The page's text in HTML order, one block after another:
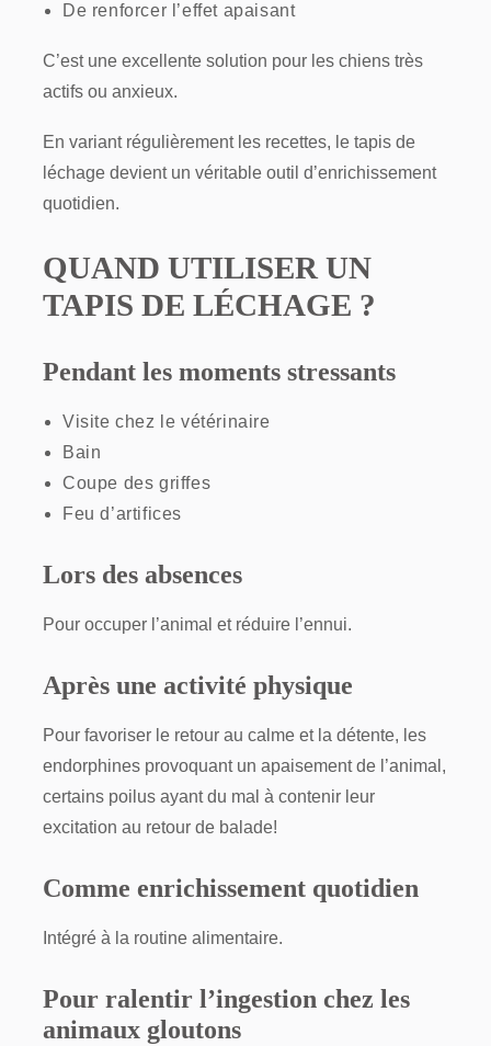
De renforcer l’effet apaisant
C’est une excellente solution pour les chiens très
actifs ou anxieux.
En variant régulièrement les recettes, le tapis de
léchage devient un véritable outil d’enrichissement
quotidien.
QUAND UTILISER UN
TAPIS DE LÉCHAGE ?
Pendant les moments stressants
Visite chez le vétérinaire
Bain
Coupe des griffes
Feu d’artifices
Lors des absences
Pour occuper l’animal et réduire l’ennui.
Après une activité physique
Pour favoriser le retour au calme et la détente, les
endorphines provoquant un apaisement de l’animal,
certains poilus ayant du mal à contenir leur
excitation au retour de balade!
Comme enrichissement quotidien
Intégré à la routine alimentaire.
Pour ralentir l’ingestion chez les
animaux gloutons